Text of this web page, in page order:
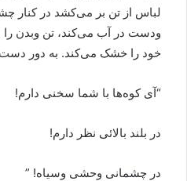
لباس از تن بر می‌کشد در کنار
ودست در آب می‌کند، تن وبدن
خود را خشک می‌کند. به دور
“آی کوه‌ها با شما سخنی دارم!
در بلند بالائی نظر دارم!
در چشمانی وحشی وسیاه! ”